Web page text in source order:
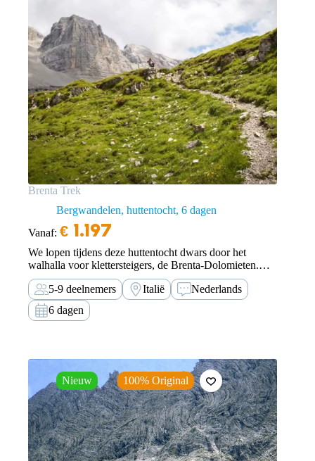
Brenta Trek
Bergwandelen, huttentocht 6 dagen
Vanaf: € 1.197
We lopen tijdens deze huttentocht dwars door het
walhalla voor klettersteigers, de Brenta-Dolomieten.
Ervaar dit magnifieke gebied zonder te klettersteigen.
5-9 deelnemers
Italië
Nederlands
6 dagen
Nieuw 100% Original